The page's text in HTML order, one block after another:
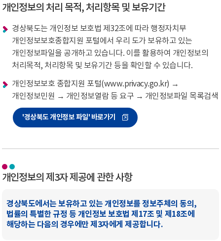
개인정보의 처리 목적, 처리항목 및 보유기간
경상북도는 개인정보 보호법 제32조에 따라 행정자치부
개인정보보호종합지원 포털에서 우리 도가 보유하고 있는
개인정보파일을 공개하고 있습니다. 이를 활용하여 개인정보의
처리목적, 처리항목 및 보유기간 등을 확인할 수 있습니다.
개인정보보호 종합지원 포털(www.privacy.go.kr) →
개인정보민원 → 개인정보열람 등 요구 → 개인정보파일 목록검색
'경상북도 개인정보 파일' 바로가기
개인정보의 제3자 제공에 관한 사항
경상북도에서는 보유하고 있는 개인정보를 정보주체의 동의,
법률의 특별한 규정 등 개인정보 보호법 제17조 및 제18조에
해당하는 다음의 경우에만 제3자에게 제공합니다.